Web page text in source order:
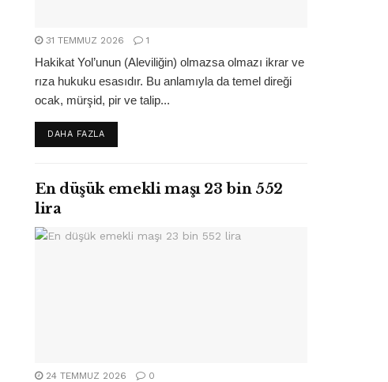
31 TEMMUZ 2026 1
Hakikat Yol’unun (Aleviliğin) olmazsa olmazı ikrar ve
rıza hukuku esasıdır. Bu anlamıyla da temel direği
ocak, mürşid, pir ve talip...
DAHA FAZLA
En düşük emekli maşı 23 bin 552
lira
24 TEMMUZ 2026 0